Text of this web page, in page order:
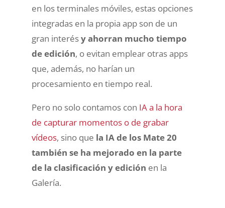
en los terminales móviles, estas opciones
integradas en la propia app son de un
gran interésy ahorran mucho tiempo
de edición, o evitan emplear otras apps
que, además, no harían un
procesamiento en tiempo real.
Pero no solo contamos con IA a la hora
de capturar momentos o de grabar
vídeos, sino que la IA de los Mate 20
también se ha mejorado en la parte
de la clasificación y edición en la
Galería.